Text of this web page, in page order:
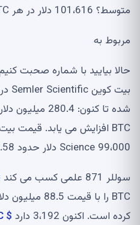
متوسط؟ 101،616 دلار در هر BTC ، از جمله هزینه.
مربوط به
حالا بیایید با شماره صحبت
Science 99،000 دلار حدود 35.58 میلیون دلار خواهد بود.
سوللر 871 علمی کسب می کند
کرده است. اکنون 3،192 دارد
$ BTC